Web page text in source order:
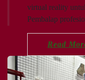
virtual reality
Pembalap
Read